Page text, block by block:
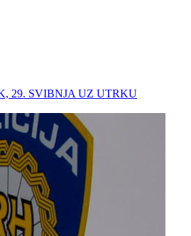
29. SVIBNJA UZ UTRKU